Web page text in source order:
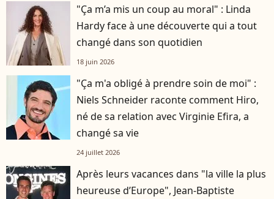
"Ça m’a mis un coup au moral" : Linda
Hardy face à une découverte qui a tout
changé dans son quotidien
18 juin 2026
"Ça m'a obligé à prendre soin de moi" :
Niels Schneider raconte comment Hiro,
né de sa relation avec Virginie Efira, a
changé sa vie
24 juillet 2026
Après leurs vacances dans "la ville la plus
heureuse d’Europe", Jean-Baptiste